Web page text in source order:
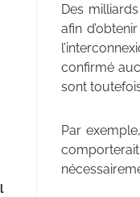
Des
afin
confirmé
sont
Par